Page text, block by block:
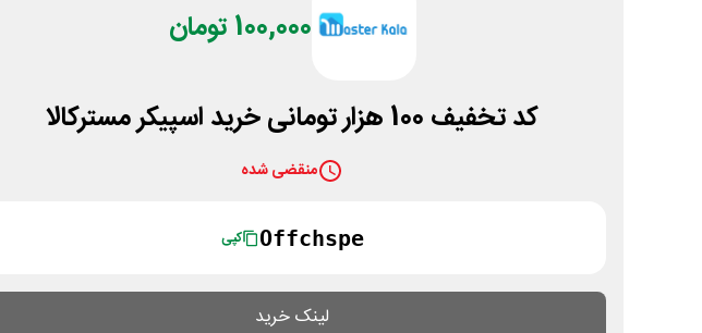
100,000 تومان
کد تخفیف 100 هزار تومانی خرید اسپیکر مسترکالا
منقضی شده
Offchspe کپی
لینک خرید